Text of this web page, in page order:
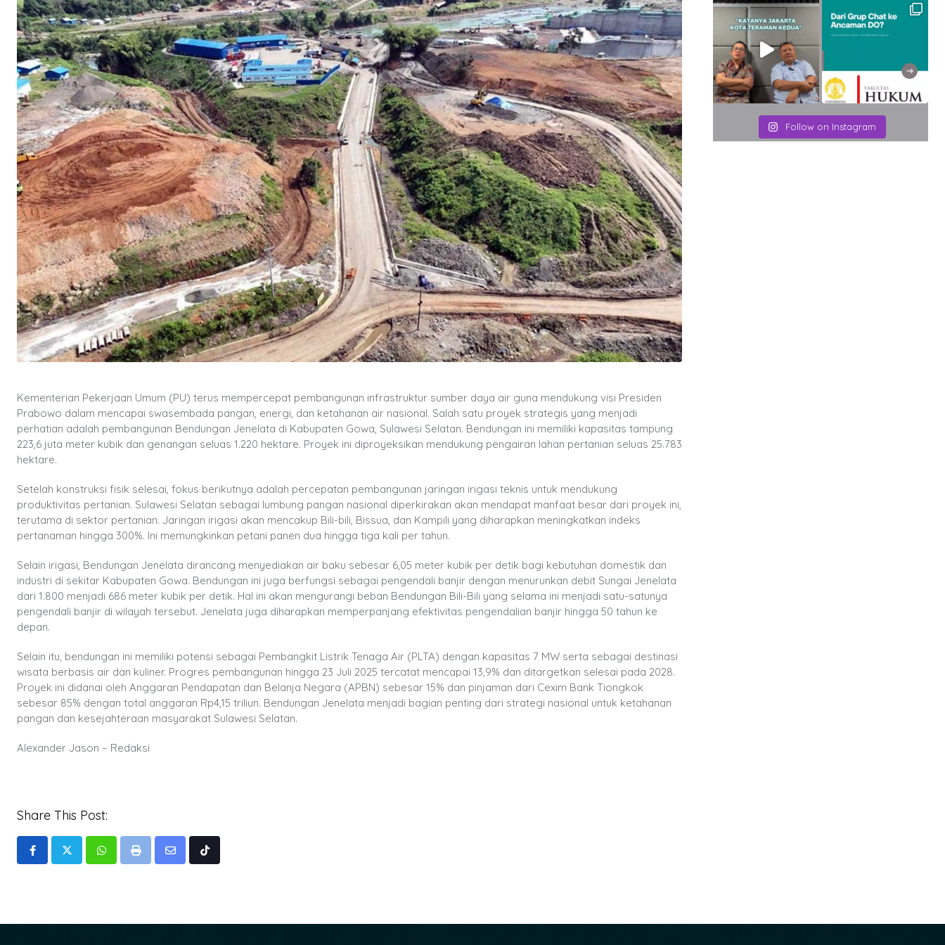
Kementerian Pekerjaan Umum (PU) terus mempercepat pembangunan infrastruktur sumber daya air guna mendukung visi Presiden
Prabowo dalam mencapai swasembada pangan, energi, dan ketahanan air nasional. Salah satu proyek strategis yang menjadi
perhatian adalah pembangunan Bendungan Jenelata di Kabupaten Gowa, Sulawesi Selatan. Bendungan ini memiliki kapasitas tampung
223,6 juta meter kubik dan genangan seluas 1.220 hektare. Proyek ini diproyeksikan mendukung pengairan lahan pertanian seluas 25.783
hektare.
Setelah konstruksi fisik selesai, fokus berikutnya adalah percepatan pembangunan jaringan irigasi teknis untuk mendukung
produktivitas pertanian. Sulawesi Selatan sebagai lumbung pangan nasional diperkirakan akan mendapat manfaat besar dari proyek ini,
terutama di sektor pertanian. Jaringan irigasi akan mencakup Bili-bili, Bissua, dan Kampili yang diharapkan meningkatkan indeks
pertanaman hingga 300%. Ini memungkinkan petani panen dua hingga tiga kali per tahun.
Selain irigasi, Bendungan Jenelata dirancang menyediakan air baku sebesar 6,05 meter kubik per detik bagi kebutuhan domestik dan
industri di sekitar Kabupaten Gowa. Bendungan ini juga berfungsi sebagai pengendali banjir dengan menurunkan debit Sungai Jenelata
dari 1.800 menjadi 686 meter kubik per detik. Hal ini akan mengurangi beban Bendungan Bili-Bili yang selama ini menjadi satu-satunya
pengendali banjir di wilayah tersebut. Jenelata juga diharapkan memperpanjang efektivitas pengendalian banjir hingga 50 tahun ke
depan.
Selain itu, bendungan ini memiliki potensi sebagai Pembangkit Listrik Tenaga Air (PLTA) dengan kapasitas 7 MW serta sebagai destinasi
wisata berbasis air dan kuliner. Progres pembangunan hingga 23 Juli 2025 tercatat mencapai 13,9% dan ditargetkan selesai pada 2028.
Proyek ini didanai oleh Anggaran Pendapatan dan Belanja Negara (APBN) sebesar 15% dan pinjaman dari Cexim Bank Tiongkok
sebesar 85% dengan total anggaran Rp4,15 triliun. Bendungan Jenelata menjadi bagian penting dari strategi nasional untuk ketahanan
pangan dan kesejahteraan masyarakat Sulawesi Selatan.
Alexander Jason – Redaksi
Share This Post:
WhatsappPrint
Share
Tiktok
Follow on Instagram